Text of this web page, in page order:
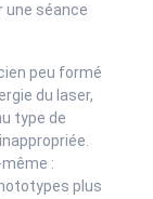
séance
peu formé
du laser,
type de
:
plus